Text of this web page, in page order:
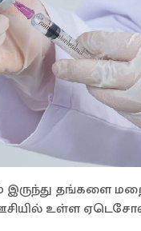
இருந்து தங்களை
ஊசியில் உள்ள